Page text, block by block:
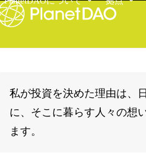
私が投資を決めた理由は、
に、そこに暮らす人々の想
ます。